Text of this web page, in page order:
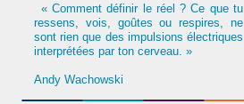
« Comment définir le réel ? Ce que tu
ressens, vois, goûtes ou respires, ne
sont rien que des impulsions électriques
interprétées par ton cerveau. »
Andy Wachowski